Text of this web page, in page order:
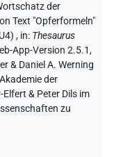
der
Text "Opferformeln"
, in: Thesaurus
App-Version 2.5.1,
& Daniel A. Werning
der
& Peter Dils im
zu